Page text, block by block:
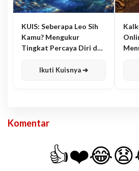
KUIS: Seberapa Leo Sih
Kamu? Mengukur
Tingkat Percaya Diri dan
Ikuti Kuisnya ➔
Komentar
👍❤️😂😧